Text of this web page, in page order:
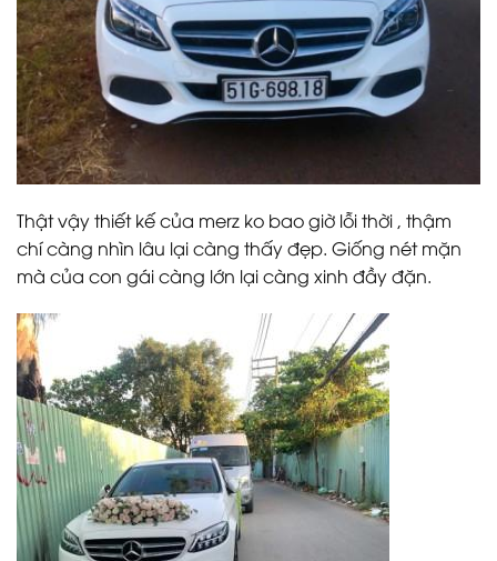
Thật vậy thiết kế của merz ko bao giờ lỗi thời , thậm
chí càng nhìn lâu lại càng thấy đẹp. Giống nét mặn
mà của con gái càng lớn lại càng xinh đầy đặn.